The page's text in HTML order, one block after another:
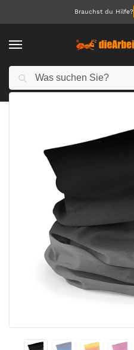
Brauchst du Hilfe?
Start Accessoires / Caps & Hats